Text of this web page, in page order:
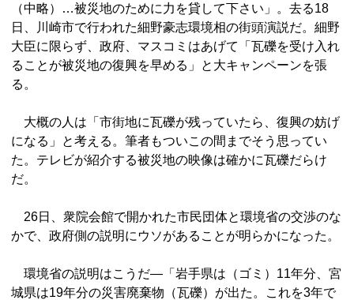
（中略）…被災地のために力を貸して下さい」。去る18
日、川崎市で行われた細野豪志環境相の街頭演説だ。細野
大臣に限らず、政府、マスコミはあげて「瓦礫を受け入れ
ることが被災地の復興を早める」と大キャンペーンを張
る。
大概の人は「市街地に瓦礫が残っていたら、復興の妨げ
になる」と考える。筆者もついこの間までそう思ってい
た。テレビが紹介する被災地の映像は確かに瓦礫だらけ
だ。
26日、衆院会館で開かれた市民団体と環境省の交渉のな
かで、政府側の説明にウソがあることが明らかになった。
環境省の説明はこうだ―「岩手県は（ゴミ）11年分、宮
城県は19年分の災害廃棄物（瓦礫）が出た。これを3年で